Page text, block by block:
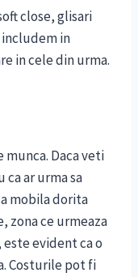
close, glisari
in
in cele din urma.
Daca veti
ar urma sa
mobila dorita
zona ce urmeaza
evident ca o
Costurile pot fi